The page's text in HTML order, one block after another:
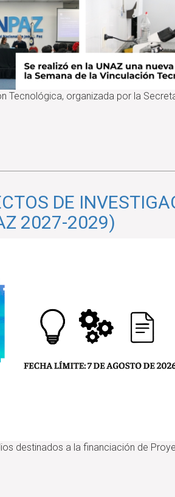
Tecnológica, organizada por la
DE
2027-2029)
destinados a la financiación de